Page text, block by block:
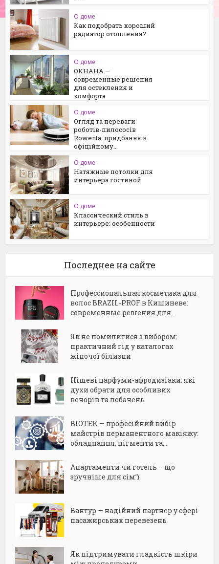
О доме
Как подобрать хороший
радиатор отопления?
О доме
ОКНАНА —
современные решения
для остекления и
комфорта
О доме
Огляд та переваги
роботів-пилососів
Rowenta: придбання в
офіційному...
О доме
Натяжные потолки для
интерьера гостиной
О доме
Классический стиль в
интерьере: особенности
Последнее на сайте
Профессиональная косметика для
волос BRAZIL-PROF в Кишиневе:
современные решения для...
Як не помилитися з вибором:
практичний гід у каталогах
жіночої білизни
Нішеві парфуми-афродизіаки: які
духи обрати для особливих
вечорів та побачень
BIOTEK — професійний вибір
майстрів перманентного макіяжу:
обладнання, пігменти та...
Апартаменти чи готель – що
зручніше для сім’ї
Вантур — надійний партнер у сфері
пасажирських перевезень
Як підтримувати гладкість шкіри